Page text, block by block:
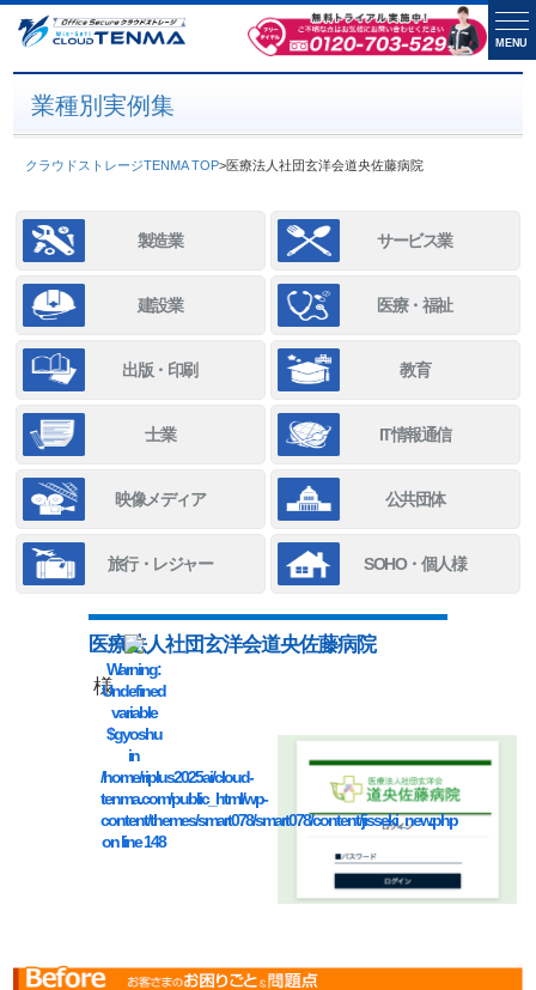
業種別実例集
クラウドストレージTENMA TOP>医療法人社団玄洋会道央佐藤病院
製造業 サービス業
建設業 医療・福祉
出版・印刷 教育
士業 IT情報通信
映像メディア 公共団体
旅行・レジャー SOHO・個人様
Warning:
Undefined
variable
$gyoshu
in
/home/riplus2025ai/cloud-
tenma.com/public_html/wp-
content/themes/smart078/smart078/content/jisseki_new.php
on line148
医療法人社団玄洋会道央佐藤病院
様
MENU